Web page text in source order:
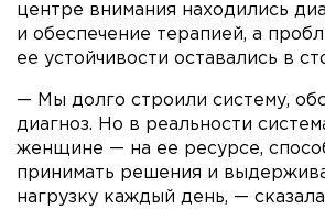
центре внимания находились
и обеспечение терапией, а
ее устойчивости оставались в
— Мы долго строили систему,
диагноз. Но в реальности
женщине — на ее ресурсе,
принимать решения и
нагрузку каждый день, —